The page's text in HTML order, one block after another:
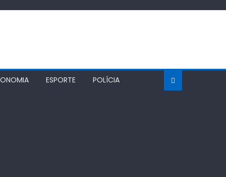
ESPORTE POLÍCIA